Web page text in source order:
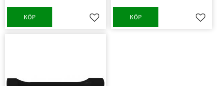
Lägg till i favoriter
KÖP KÖP